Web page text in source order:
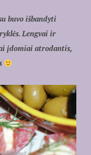
buvo išbandyti
Lengvai ir
įdomiai atrodantis,